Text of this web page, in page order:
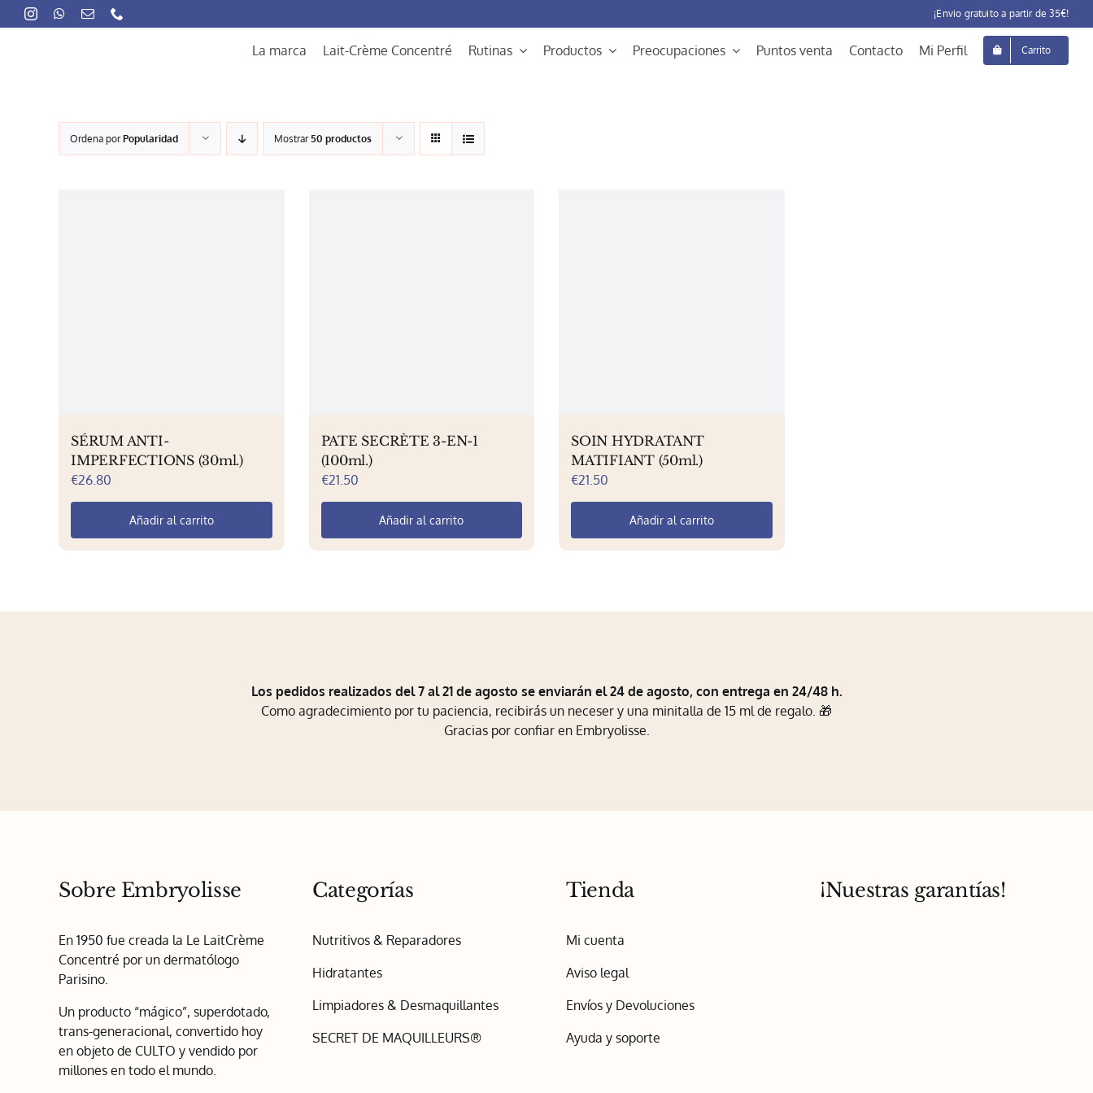
to
¡Envio gratuito a partir de 35€!
La marca Lait-Crème Concentré Rutinas Productos Preocupaciones Puntos venta Contacto Mi Perfil Carrito
Ordena porPopularidad Mostrar 50 productos
SÉRUM ANTI-
IMPERFECTIONS (30ml.)
€26.80
Añadir al carrito
PATE SECRÈTE 3-EN-1
(100ml.)
€21.50
Añadir al carrito
SOIN HYDRATANT
MATIFIANT (50ml.)
€21.50
Añadir al carrito
Los pedidos realizados del 7 al 21 de agosto se enviarán el 24 de agosto, con entrega en 24/48 h.
Como agradecimiento por tu paciencia, recibirás un neceser y una minitalla de 15 ml de regalo. 🎁
Gracias por confiar en Embryolisse.
Sobre Embryolisse
En 1950 fue creada la Le LaitCrème
Concentré por un dermatólogo
Parisino.
Un producto “mágico”, superdotado,
trans-generacional, convertido hoy
en objeto de CULTO y vendido por
millones en todo el mundo.
Categorías
Nutritivos & Reparadores
Hidratantes
Limpiadores & Desmaquillantes
SECRET DE MAQUILLEURS®
Tienda
Mi cuenta
Aviso legal
Envíos y Devoluciones
Ayuda y soporte
¡Nuestras garantías!